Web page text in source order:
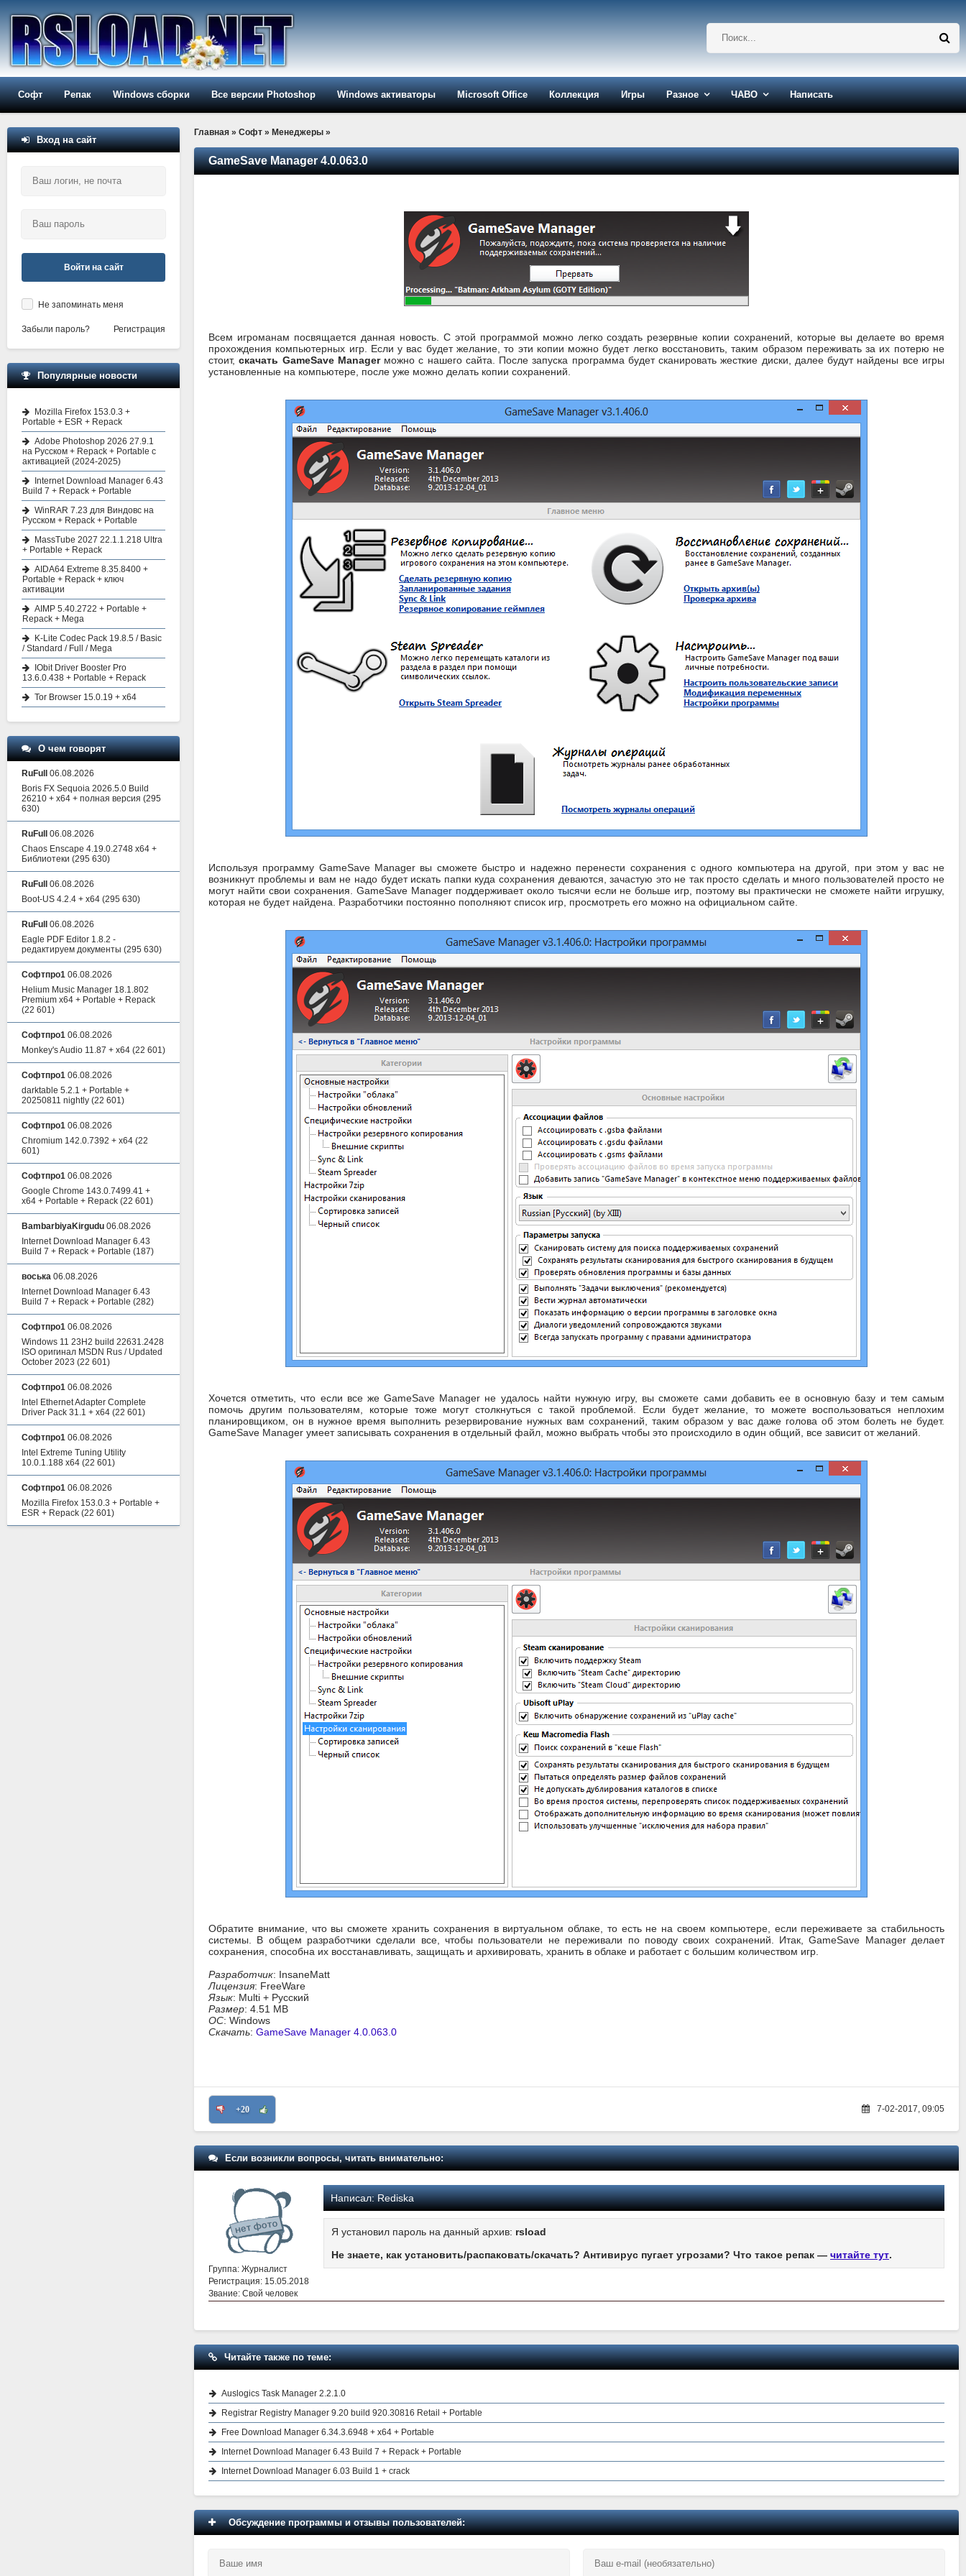
Софт Репак Windows сборки Все версии Photoshop Windows активаторы Microsoft Office Коллекция Игры Разное ЧАВО Написать
Главная » Софт » Менеджеры »
GameSave Manager 4.0.063.0
Всем игроманам посвящается данная новость. С этой программой можно легко создать резервные копии сохранений, которые вы делаете во время
прохождения компьютерных игр. Если у вас будет желание, то эти копии можно будет легко восстановить, таким образом переживать за их потерю не
стоит,скачать GameSave Managerможно с нашего сайта. После запуска программа будет сканировать жесткие диски, далее будут найдены все игры
установленные на компьютере, после уже можно делать копии сохранений.
Используя программу GameSave Manager вы сможете быстро и надежно перенести сохранения с одного компьютера на другой, при этом у вас не
возникнут проблемы и вам не надо будет искать папки куда сохранения деваются, зачастую это не так просто сделать и много пользователей просто не
могут найти свои сохранения. GameSave Manager поддерживает около тысячи если не больше игр, поэтому вы практически не сможете найти игрушку,
которая не будет найдена. Разработчики постоянно пополняют список игр, просмотреть его можно на официальном сайте.
Хочется отметить, что если все же GameSave Manager не удалось найти нужную игру, вы сможете сами добавить ее в основную базу и тем самым
помочь другим пользователям, которые тоже могут столкнуться с такой проблемой. Если будет желание, то можете воспользоваться неплохим
планировщиком, он в нужное время выполнить резервирование нужных вам сохранений, таким образом у вас даже голова об этом болеть не будет.
GameSave Manager умеет записывать сохранения в отдельный файл, можно выбрать чтобы это происходило в один общий, все зависит от желаний.
Обратите внимание, что вы сможете хранить сохранения в виртуальном облаке, то есть не на своем компьютере, если переживаете за стабильность
системы. В общем разработчики сделали все, чтобы пользователи не переживали по поводу своих сохранений. Итак, GameSave Manager делает
сохранения, способна их восстанавливать, защищать и архивировать, хранить в облаке и работает с большим количеством игр.
Разработчик: InsaneMatt
Лицензия: FreeWare
Язык: Multi + Русский
Размер: 4.51 MB
ОС: Windows
Скачать: GameSave Manager 4.0.063.0
+20 7-02-2017, 09:05
Если возникли вопросы, читать внимательно:
Группа: Журналист
Регистрация: 15.05.2018
Звание: Свой человек
Написал:Rediska
Я установил пароль на данный архив: rsload
Не знаете, как установить/распаковать/скачать? Антивирус пугает угрозами? Что такое репак — читайте тут.
Читайте также по теме:
Auslogics Task Manager 2.2.1.0
Registrar Registry Manager 9.20 build 920.30816 Retail + Portable
Free Download Manager 6.34.3.6948 + x64 + Portable
Internet Download Manager 6.43 Build 7 + Repack + Portable
Internet Download Manager 6.03 Build 1 + crack
Обсуждение программы и отзывы пользователей:
Вход на сайт
Войти на сайт
Не запоминать меня
Забыли пароль? Регистрация
Популярные новости
Mozilla Firefox 153.0.3 +
Portable + ESR + Repack
Adobe Photoshop 2026 27.9.1
на Русском + Repack + Portable с
активацией (2024-2025)
Internet Download Manager 6.43
Build 7 + Repack + Portable
WinRAR 7.23 для Виндовс на
Русском + Repack + Portable
MassTube 2027 22.1.1.218 Ultra
+ Portable + Repack
AIDA64 Extreme 8.35.8400 +
Portable + Repack + ключ
активации
AIMP 5.40.2722 + Portable +
Repack + Mega
K-Lite Codec Pack 19.8.5 / Basic
/ Standard / Full / Mega
IObit Driver Booster Pro
13.6.0.438 + Portable + Repack
Tor Browser 15.0.19 + x64
О чем говорят
RuFull
06.08.2026
Boris FX Sequoia 2026.5.0 Build
26210 + x64 + полная версия (295
630)
RuFull
06.08.2026
Chaos Enscape 4.19.0.2748 x64 +
Библиотеки (295 630)
RuFull
06.08.2026
Boot-US 4.2.4 + x64 (295 630)
RuFull
06.08.2026
Eagle PDF Editor 1.8.2 -
редактируем документы (295 630)
Софтпро1 06.08.2026
Helium Music Manager 18.1.802
Premium x64 + Portable + Repack
(22 601)
Софтпро1 06.08.2026
Monkey's Audio 11.87 + x64 (22 601)
Софтпро1 06.08.2026
darktable 5.2.1 + Portable +
20250811 nightly (22 601)
Софтпро1 06.08.2026
Chromium 142.0.7392 + x64 (22
601)
Софтпро1 06.08.2026
Google Chrome 143.0.7499.41 +
x64 + Portable + Repack (22 601)
BambarbiyaKirgudu 06.08.2026
Internet Download Manager 6.43
Build 7 + Repack + Portable (187)
воська 06.08.2026
Internet Download Manager 6.43
Build 7 + Repack + Portable (282)
Софтпро1 06.08.2026
Windows 11 23H2 build 22631.2428
ISO оригинал MSDN Rus / Updated
October 2023 (22 601)
Софтпро1 06.08.2026
Intel Ethernet Adapter Complete
Driver Pack 31.1 + x64 (22 601)
Софтпро1 06.08.2026
Intel Extreme Tuning Utility
10.0.1.188 x64 (22 601)
Софтпро1 06.08.2026
Mozilla Firefox 153.0.3 + Portable +
ESR + Repack (22 601)